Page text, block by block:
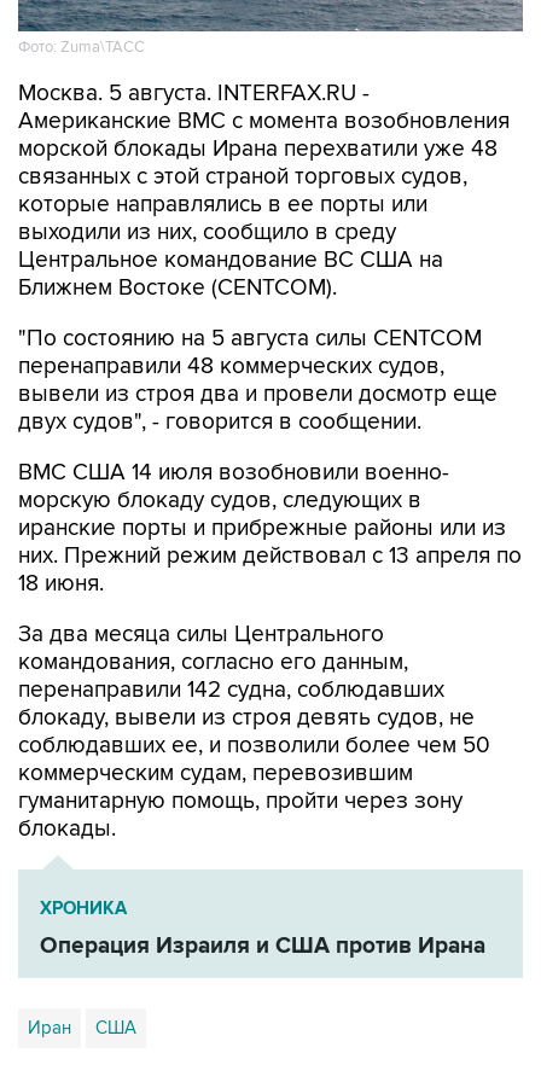
Фото: Zuma\ТАСС
Москва. 5 августа. INTERFAX.RU -
Американские ВМС с момента возобновления
морской блокады Ирана перехватили уже 48
связанных с этой страной торговых судов,
которые направлялись в ее порты или
выходили из них, сообщило в среду
Центральное командование ВС США на
Ближнем Востоке (CENTCOM).
"По состоянию на 5 августа силы CENTCOM
перенаправили 48 коммерческих судов,
вывели из строя два и провели досмотр еще
двух судов", - говорится в сообщении.
ВМС США 14 июля возобновили военно-
морскую блокаду судов, следующих в
иранские порты и прибрежные районы или из
них. Прежний режим действовал с 13 апреля по
18 июня.
За два месяца силы Центрального
командования, согласно его данным,
перенаправили 142 судна, соблюдавших
блокаду, вывели из строя девять судов, не
соблюдавших ее, и позволили более чем 50
коммерческим судам, перевозившим
гуманитарную помощь, пройти через зону
блокады.
ХРОНИКА
Операция Израиля и США против Ирана
Иран США